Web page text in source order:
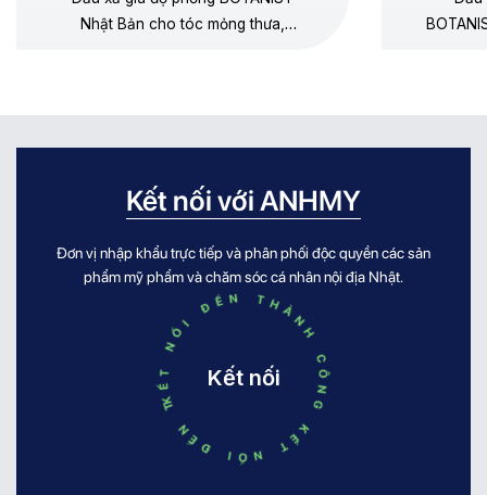
Nhật Bản cho tóc mỏng thưa,
Kết nối với ANHMY
Đơn vị nhập khẩu trực tiếp và phân phối độc quyền các sản
phẩm mỹ phẩm và chăm sóc cá nhân nội địa Nhật.
KẾT NỐI ĐẾN THÀNH CÔNG KẾT NỐI ĐẾN THÀNH CÔNG
Kết nối